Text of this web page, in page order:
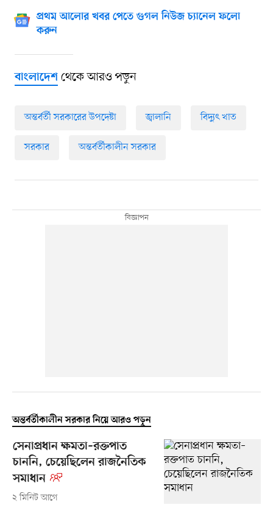
প্রথম আলোর খবর পেতে গুগল নিউজ চ্যানেল ফলো
করুন
বাংলাদেশথেকে আরও পড়ুন
অন্তর্বর্তী সরকারের উপদেষ্টা জ্বালানি বিদ্যুৎ খাত
সরকার অন্তর্বর্তীকালীন সরকার
অন্তর্বর্তীকালীন সরকার নিয়ে আরও পড়ুন
সেনাপ্রধান ক্ষমতা–রক্তপাত
চাননি, চেয়েছিলেন রাজনৈতিক
সমাধান
২ মিনিট আগে